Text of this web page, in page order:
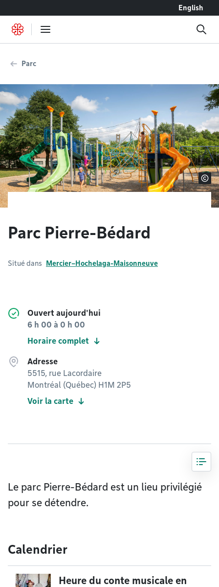
English
Parc
Parc Pierre-Bédard
Situé dans Mercier–Hochelaga-Maisonneuve
Ouvert aujourd'hui
6 h 00 à 0 h 00
Horaire complet
Adresse
5515, rue Lacordaire
Montréal (Québec) H1M 2P5
Voir la carte
Le parc Pierre-Bédard est un lieu privilégié
pour se détendre.
Calendrier
Heure du conte musicale en